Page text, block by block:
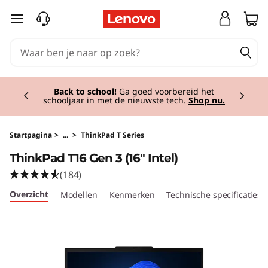
T
k
P
a
d
Ga naar de hoofdinhoud
Back to school! Ga goed voorbereid het
schooljaar in met de nieuwste tech. Shop nu.
Startpagina > ... > ThinkPad T Series
ThinkPad T16 Gen 3 (16" Intel)
(184)
Overzicht Modellen Kenmerken Technische specificaties